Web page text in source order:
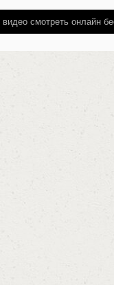
видео смотреть онлайн